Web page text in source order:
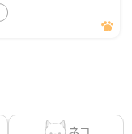
ネコ